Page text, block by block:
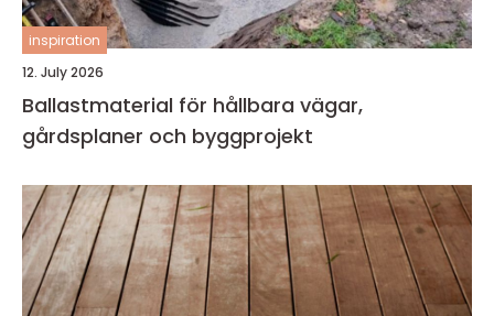
inspiration
12. July 2026
Ballastmaterial för hållbara vägar,
gårdsplaner och byggprojekt